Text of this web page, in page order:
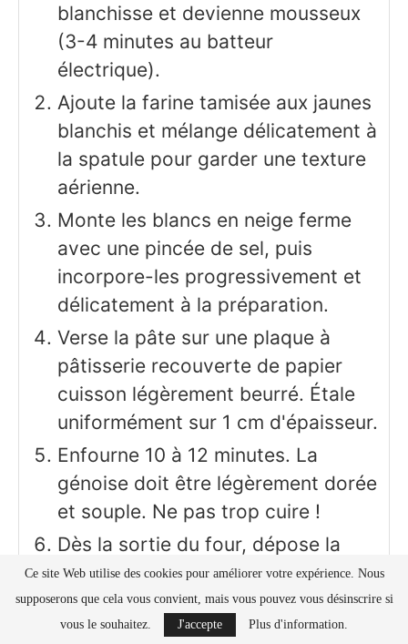
blanchisse et devienne mousseux
(3-4 minutes au batteur
électrique).
Ajoute la farine tamisée aux jaunes
blanchis et mélange délicatement à
la spatule pour garder une texture
aérienne.
Monte les blancs en neige ferme
avec une pincée de sel, puis
incorpore-les progressivement et
délicatement à la préparation.
Verse la pâte sur une plaque à
pâtisserie recouverte de papier
cuisson légèrement beurré. Étale
uniformément sur 1 cm d'épaisseur.
Enfourne 10 à 12 minutes. La
génoise doit être légèrement dorée
et souple. Ne pas trop cuire !
Dès la sortie du four, dépose la
génoise sur un torchon propre
saupoudré de sucre glace. Retire
délicatement le papier cuisson.
Ce site Web utilise des cookies pour améliorer votre expérience. Nous
supposerons que cela vous convient, mais vous pouvez vous désinscrire si
vous le souhaitez.
J'accepte Plus d'information.